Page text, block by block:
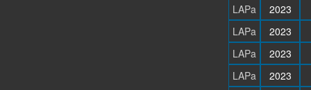
LAPa
2023
LAPa
2023
LAPa
2023
LAPa
2023